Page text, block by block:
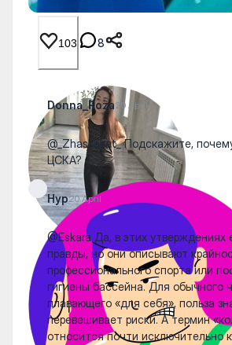
103 8
Donna_Roza20 April
@_Zhaskairat_ Подскажите,
ЦСКА?
Нур20 April
@Eskara Да, в этих утверждениях
правды, но они описывают
профессионального спорта или
гигиены бассейна. Для обычного
плавающего «для себя», польза
перевешивает риски. А термин
относится почти исключительно